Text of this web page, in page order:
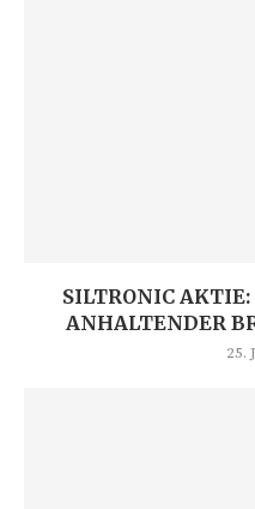
SILTRONIC AKTIE:
ANHALTENDER
25.